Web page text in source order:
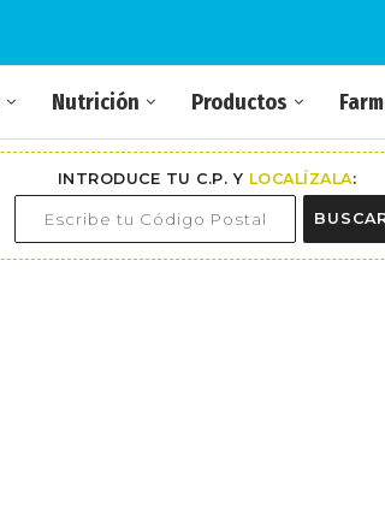
Nutrición Productos
INTRODUCE TU C.P. Y LOCALÍZALA: